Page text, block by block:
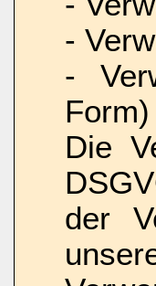
-
-
Form)
Die
der